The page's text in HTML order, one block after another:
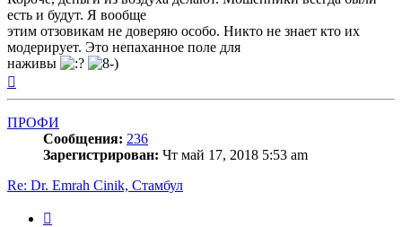
есть и будут. Я вообще
этим отзовикам не доверяю особо. Никто не знает кто их
модерирует. Это непаханное поле для
наживы
ПРОФИ
Сообщения: 236
Зарегистрирован: Чт май 17, 2018 5:53 am
Re: Dr. Emrah Cinik, Стамбул